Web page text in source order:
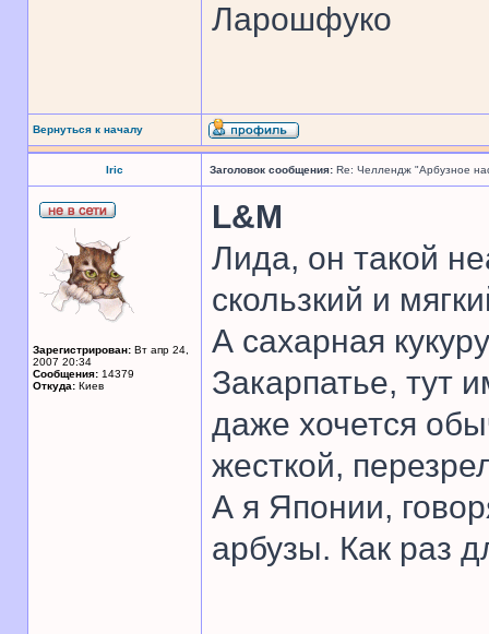
Ларошфуко
Вернуться к началу
Iric Заголовок сообщения: Re: Челлендж "Арбузное
Зарегистрирован: Вт апр 24,
2007 20:34
Сообщения: 14379
Откуда: Киев
L&M
Лида, он такой
скользкий и
А сахарная
Закарпатье, тут
даже хочется
жесткой,
А я Японии,
арбузы. Как раз